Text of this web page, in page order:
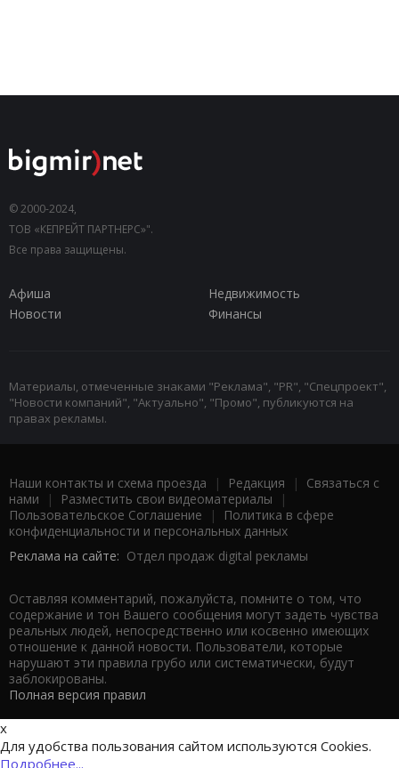
© 2000-2024,
ТОВ «КЕПРЕЙТ ПАРТНЕРС»".
Все права защищены.
Афиша
Недвижимость
Новости
Финансы
Материалы, отмеченные знаками "Реклама", "PR", "Спецпроект",
"Новости компаний", "Актуально", "Промо", публикуются на
правах рекламы.
Наши контакты и схема проезда | Редакция | Связаться с
нами | Разместить свои видеоматериалы |
Пользовательское Соглашение |
Политика в сфере
конфиденциальности и персональных данных
Реклама на сайте: Отдел продаж digital рекламы
Оставляя комментарий, пожалуйста, помните о том, что
содержание и тон Вашего сообщения могут задеть чувства
реальных людей, непосредственно или косвенно имеющих
отношение к данной новости. Пользователи, которые
нарушают эти правила грубо или систематически, будут
заблокированы.
Полная версия правил
x
Для удобства пользования сайтом используются Cookies.
Подробнее...